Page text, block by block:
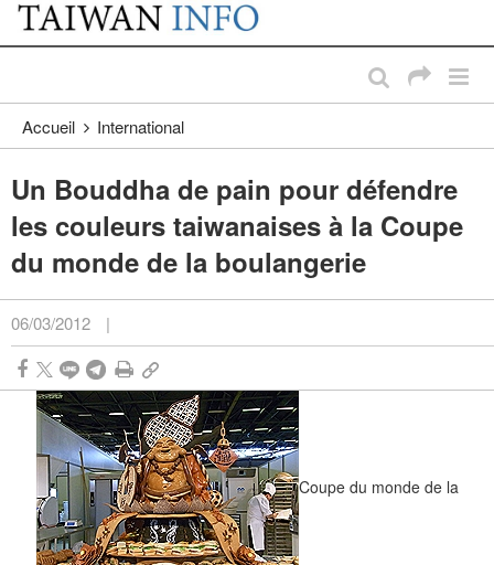
Passer au contenu principal
:::
Accueil International
Un Bouddha de pain pour défendre
les couleurs taiwanaises à la Coupe
du monde de la boulangerie
06/03/2012 |
Coupe du monde de la